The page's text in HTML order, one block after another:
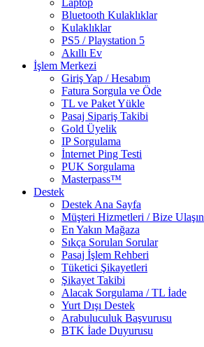
Bluetooth Kulaklıklar
Kulaklıklar
PS5 / Playstation 5
Akıllı Ev
İşlem Merkezi
Giriş Yap / Hesabım
Fatura Sorgula ve Öde
TL ve Paket Yükle
Pasaj Sipariş Takibi
Gold Üyelik
IP Sorgulama
İnternet Ping Testi
PUK Sorgulama
Masterpass™
Destek
Destek Ana Sayfa
Müşteri Hizmetleri / Bize Ulaşın
En Yakın Mağaza
Sıkça Sorulan Sorular
Pasaj İşlem Rehberi
Tüketici Şikayetleri
Şikayet Takibi
Alacak Sorgulama / TL İade
Yurt Dışı Destek
Arabuluculuk Başvurusu
BTK İade Duyurusu